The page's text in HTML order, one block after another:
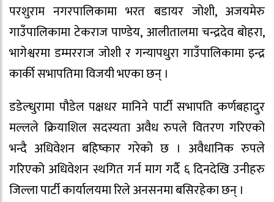
परशुराम नगरपालिकामा भरत बडायर जोशी, अजयमेरु
गाउँपालिकामा टेकराज पाण्डेय, आलीतालमा चन्द्रदेव बोहरा,
भागेश्वरमा डम्मरराज जोशी र गन्यापधुरा गाउँपालिकामा इन्द्र
कार्की सभापतिमा विजयी भएका छन् ।
डडेल्धुरामा पौडेल पक्षधर मानिने पार्टी सभापति कर्णबहादुर
मल्लले क्रियाशिल सदस्यता अवैध रुपले वितरण गरिएको
भन्दै अधिवेशन बहिष्कार गरेको छ । अवैधानिक रुपले
गरिएको अधिवेशन स्थगित गर्न माग गर्दै ६ दिनदेखि उनीहरु
जिल्ला पार्टी कार्यालयमा रिले अनसनमा बसिरहेका छन् ।